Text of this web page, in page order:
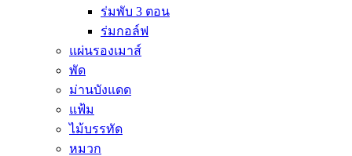
ร่มพับ 3 ตอน
ร่มกอล์ฟ
แผ่นรองเมาส์
พัด
ม่านบังแดด
แฟ้ม
ไม้บรรทัด
หมวก